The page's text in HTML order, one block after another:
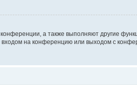
а также выполняют другие
на конференцию или выходом с